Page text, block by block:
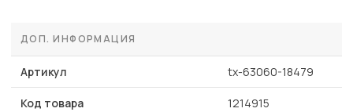
ДОП. ИНФОРМАЦИЯ
Артикул tx-63060-18479
Код товара 1214915